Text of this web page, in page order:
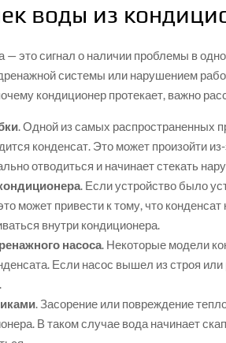
воды из
это сигнал о наличии проблемы в
системы или нарушением
кондиционер протекает, важно
. Одной из самых распространенных
конденсат. Это может произойти
отводиться и начинает стекать
. Если устройство было
может привести к тому, что
внутри кондиционера.
насоса. Некоторые модели
Если насос вышел из строя или
. Засорение или повреждение
В таком случае вода начинает